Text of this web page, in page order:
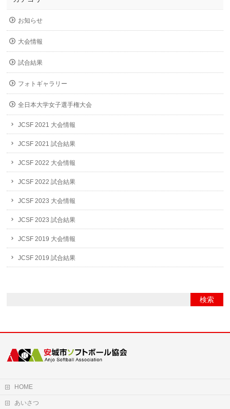
お知らせ
大会情報
試合結果
フォトギャラリー
全日本大学女子選手権大会
JCSF 2021 大会情報
JCSF 2021 試合結果
JCSF 2022 大会情報
JCSF 2022 試合結果
JCSF 2023 大会情報
JCSF 2023 試合結果
JCSF 2019 大会情報
JCSF 2019 試合結果
HOME
あいさつ